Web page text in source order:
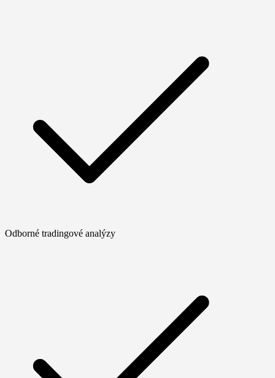
Odborné tradingové analýzy